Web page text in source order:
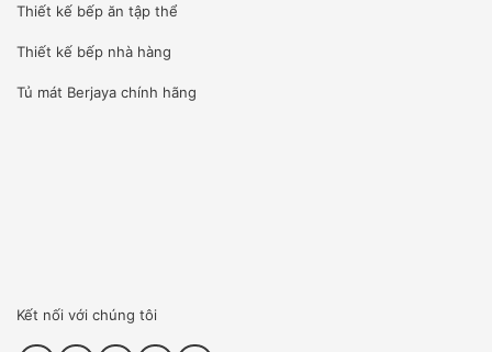
Thiết kế bếp ăn tập thể
Thiết kế bếp nhà hàng
Tủ mát Berjaya chính hãng
Kết nối với chúng tôi